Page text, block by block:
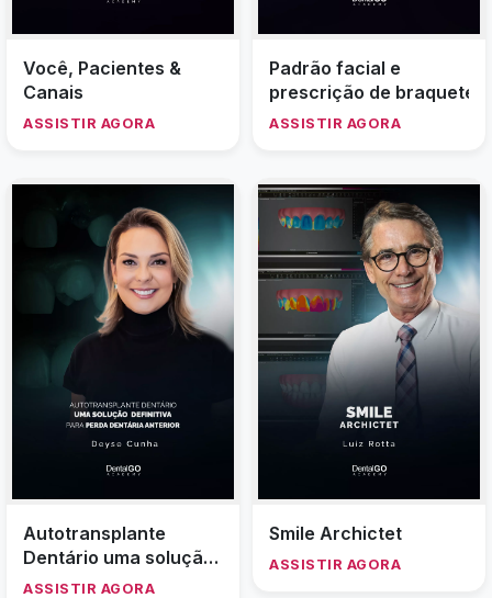
Você, Pacientes &
Canais
ASSISTIR AGORA
Padrão facial e
prescrição de braquetes
ASSISTIR AGORA
Autotransplante
Dentário uma solução
Definitiva para perda
ASSISTIR AGORA
Smile Archictet
ASSISTIR AGORA